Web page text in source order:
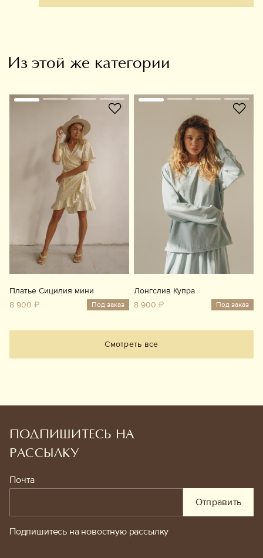
Из этой же категории
Платье Сицилия мини
8 900 ₽
Под заказ
Лонгслив Купра
8 900 ₽
Под заказ
Смотреть все
ПОДПИШИТЕСЬ НА
РАССЫЛКУ
Почта
Отправить
Подпишитесь на новостную рассылку